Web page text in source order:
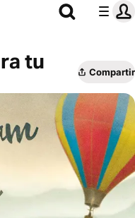
tu
Compartir